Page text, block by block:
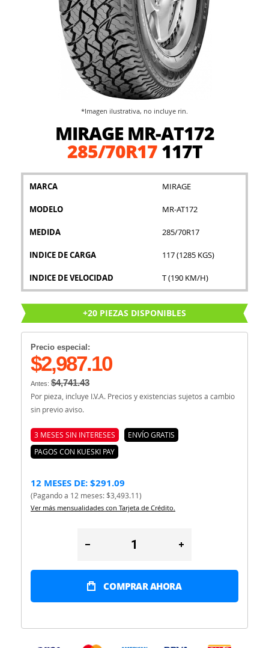
MIRAGE MR-AT172
285/70R17117T
MARCA MIRAGE
MODELO MR-AT172
MEDIDA 285/70R17
INDICE DE CARGA 117 (1285 KGS)
INDICE DE VELOCIDAD T (190 KM/H)
+20 PIEZAS DISPONIBLES
Precio especial:
$2,987.10
Antes: $4,741.43
Por pieza, incluye I.V.A. Precios y existencias sujetos a cambio
sin previo aviso.
3 MESES SIN INTERESES
ENVÍO GRATIS
PAGOS CON KUESKI PAY
12 MESES DE: $291.09
(Pagando a 12 meses: $3,493.11)
Ver más mensualidades con Tarjeta de Crédito.
COMPRAR AHORA
*Imagen ilustrativa, no incluye rin.
galería
imágenes